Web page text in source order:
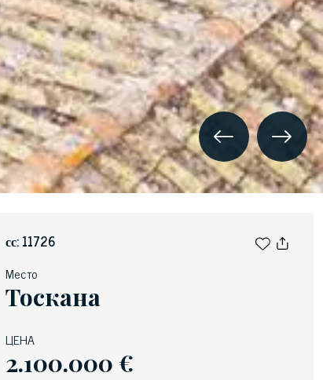
сс: 11726
Место
Тоскана
ЦЕНА
2.100.000 €